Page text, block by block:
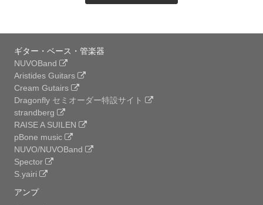
ギター・ベース・管楽器
NUVOBand
Aristides Guitars
Cream Gutairs
Dragonfly セミオーダー特設サイト
strandberg
RAISE A SUILEN
pBone music
NUVO/NUVOBand
Spector
S.yairi
アンプ